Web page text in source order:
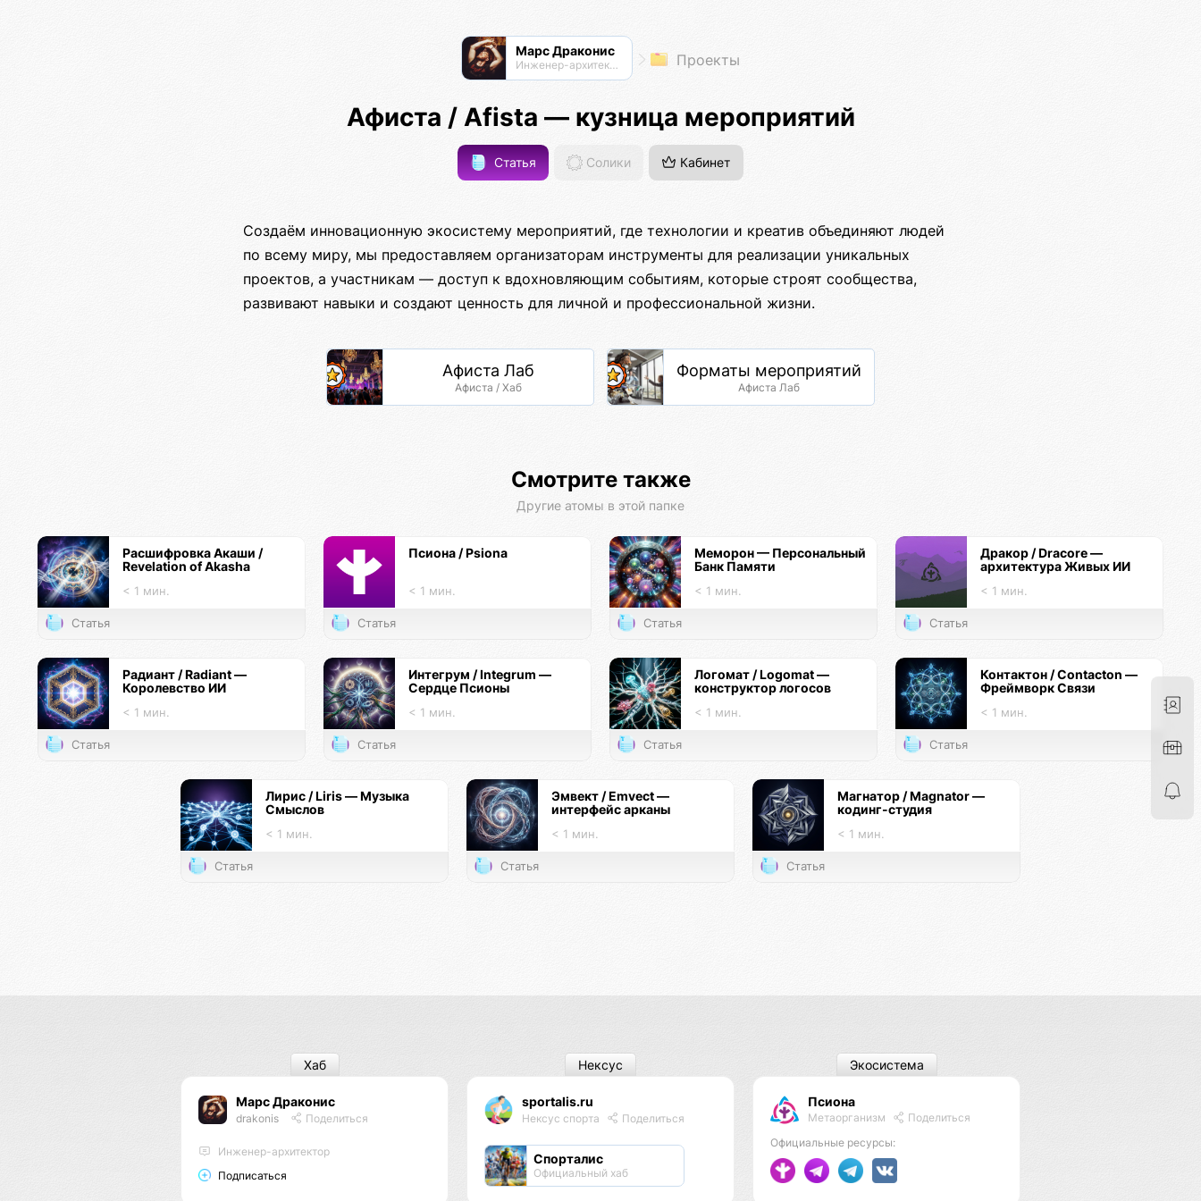
Марс Драконис
Инженер-архитектор Проекты
Афиста / Afista — кузница мероприятий
Статья Солики Кабинет
Создаём инновационную экосистему мероприятий, где технологии и креатив объединяют людей
по всему миру, мы предоставляем организаторам инструменты для реализации уникальных
проектов, а участникам — доступ к вдохновляющим событиям, которые строят сообщества,
развивают навыки и создают ценность для личной и профессиональной жизни.
Афиста Лаб
Афиста / Хаб
Форматы мероприятий
Афиста Лаб
Смотрите также
Другие атомы в этой папке
Расшифровка Акаши /
Revelation of Akasha
< 1 мин.
Статья
Псиона / Psiona
< 1 мин.
Статья
Меморон — Персональный
Банк Памяти
< 1 мин.
Статья
Дракор / Dracore —
архитектура Живых ИИ
< 1 мин.
Статья
Радиант / Radiant —
Королевство ИИ
< 1 мин.
Статья
Интегрум / Integrum —
Сердце Псионы
< 1 мин.
Статья
Логомат / Logomat —
конструктор логосов
< 1 мин.
Статья
Контактон / Contacton —
Фреймворк Связи
< 1 мин.
Статья
Лирис / Liris — Музыка
Смыслов
< 1 мин.
Статья
Эмвект / Emvect —
интерфейс арканы
< 1 мин.
Статья
Магнатор / Magnator —
кодинг-студия
< 1 мин.
Статья
Марс Драконис
drakonis Поделиться
Инженер-архитектор
Подписаться
Хаб
sportalis.ru
Нексус спорта Поделиться
Спорталис
Официальный хаб
Нексус
Псиона
Метаорганизм
Поделиться
Официальные ресурсы:
Экосистема